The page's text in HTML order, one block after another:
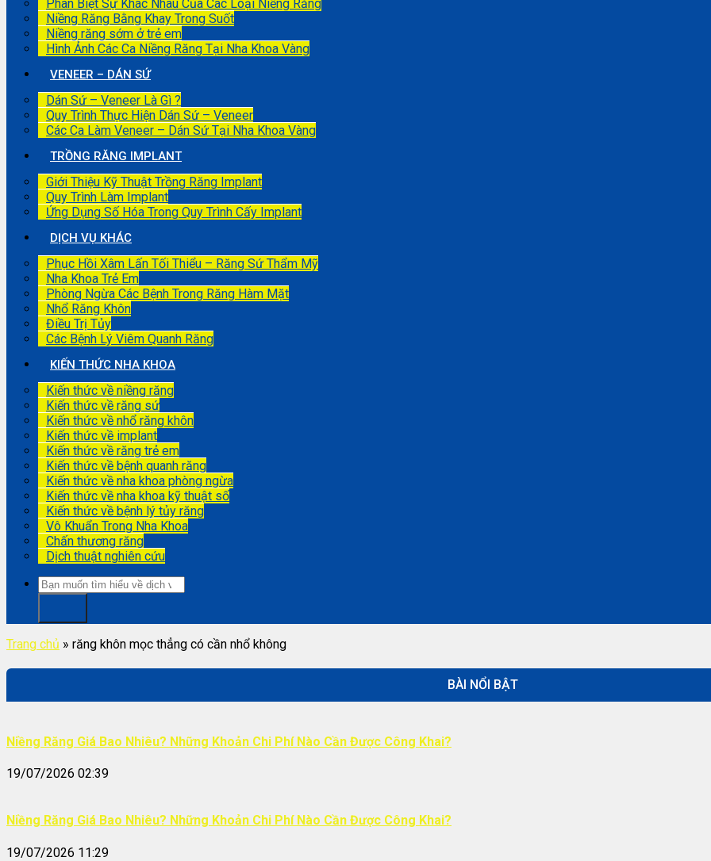
Phân Biệt Sự Khác Nhau Của Các Loại Niềng Răng
Niềng Răng Bằng Khay Trong Suốt
Niềng răng sớm ở trẻ em
Hình Ảnh Các Ca Niềng Răng Tại Nha Khoa Vàng
VENEER – DÁN SỨ
Dán Sứ – Veneer Là Gì ?
Quy Trình Thực Hiện Dán Sứ – Veneer
Các Ca Làm Veneer – Dán Sứ Tại Nha Khoa Vàng
TRỒNG RĂNG IMPLANT
Giới Thiệu Kỹ Thuật Trồng Răng Implant
Quy Trình Làm Implant
Ứng Dụng Số Hóa Trong Quy Trình Cấy Implant
DỊCH VỤ KHÁC
Phục Hồi Xâm Lấn Tối Thiểu – Răng Sứ Thẩm Mỹ
Nha Khoa Trẻ Em
Phòng Ngừa Các Bệnh Trong Răng Hàm Mặt
Nhổ Răng Khôn
Điều Trị Tủy
Các Bệnh Lý Viêm Quanh Răng
KIẾN THỨC NHA KHOA
Kiến thức về niềng răng
Kiến thức về răng sứ
Kiến thức về nhổ răng khôn
Kiến thức về implant
Kiến thức về răng trẻ em
Kiến thức về bệnh quanh răng
Kiến thức về nha khoa phòng ngừa
Kiến thức về nha khoa kỹ thuật số
Kiến thức về bệnh lý tủy răng
Vô Khuẩn Trong Nha Khoa
Chấn thương răng
Dịch thuật nghiên cứu
Trang chủ » răng khôn mọc thẳng có cần nhổ không
BÀI NỔI BẬT
Niềng Răng Giá Bao Nhiêu? Những Khoản Chi Phí Nào Cần Được Công Khai?
19/07/2026 02:39
Niềng Răng Giá Bao Nhiêu? Những Khoản Chi Phí Nào Cần Được Công Khai?
19/07/2026 11:29